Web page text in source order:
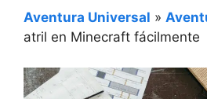
Aventura Universal »
atril en Minecraft fácilmente